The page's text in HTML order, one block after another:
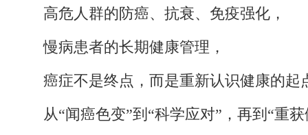
高危人群的防癌、抗衰、免疫强化，
慢病患者的长期健康管理，
癌症不是终点，而是重新认识健康的起
从“闻癌色变”到“科学应对”，再到“重